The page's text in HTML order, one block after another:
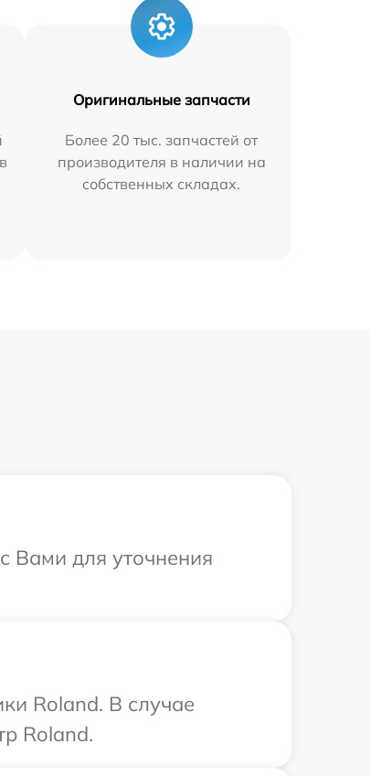
Оригинальные запчасти
Более 20 тыс. запчастей от
производителя в наличии на
собственных складах.
Вами для уточнения
Roland. В случае
Roland.